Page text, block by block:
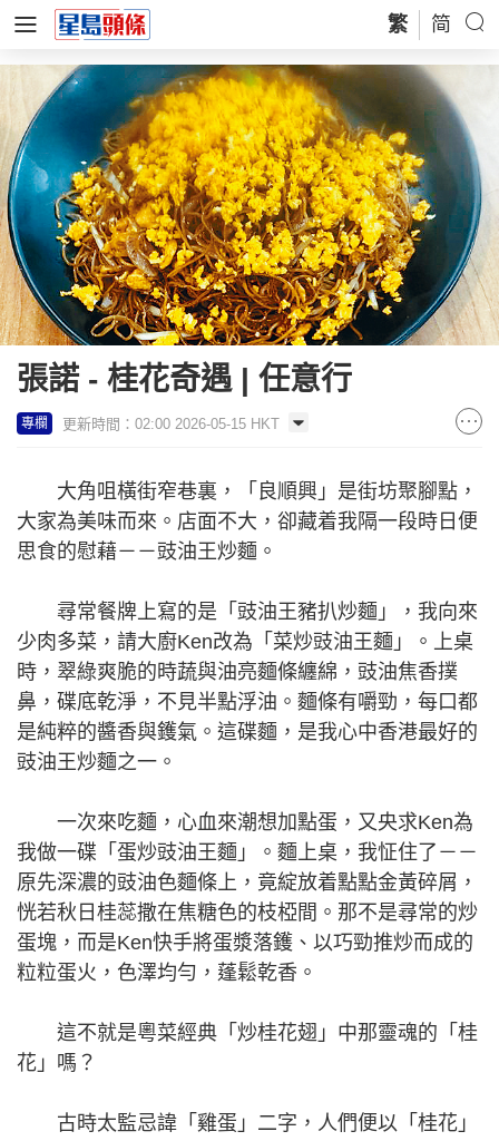
繁 简
張諾 - 桂花奇遇 | 任意行
專欄 更新時間：02:00 2026-05-15 HKT
大角咀橫街窄巷裏，「良順興」是街坊聚腳點，
大家為美味而來。店面不大，卻藏着我隔一段時日便
思食的慰藉－－豉油王炒麵。
尋常餐牌上寫的是「豉油王豬扒炒麵」，我向來
少肉多菜，請大廚Ken改為「菜炒豉油王麵」。上桌
時，翠綠爽脆的時蔬與油亮麵條纏綿，豉油焦香撲
鼻，碟底乾淨，不見半點浮油。麵條有嚼勁，每口都
是純粹的醬香與鑊氣。這碟麵，是我心中香港最好的
豉油王炒麵之一。
一次來吃麵，心血來潮想加點蛋，又央求Ken為
我做一碟「蛋炒豉油王麵」。麵上桌，我怔住了－－
原先深濃的豉油色麵條上，竟綻放着點點金黃碎屑，
恍若秋日桂蕊撒在焦糖色的枝椏間。那不是尋常的炒
蛋塊，而是Ken快手將蛋漿落鑊、以巧勁推炒而成的
粒粒蛋火，色澤均勻，蓬鬆乾香。
這不就是粵菜經典「炒桂花翅」中那靈魂的「桂
花」嗎？
古時太監忌諱「雞蛋」二字，人們便以「桂花」